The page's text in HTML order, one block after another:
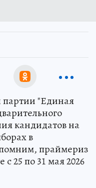
партии "Единая
кандидатов на
в
праймериз
25 по 31 мая 2026